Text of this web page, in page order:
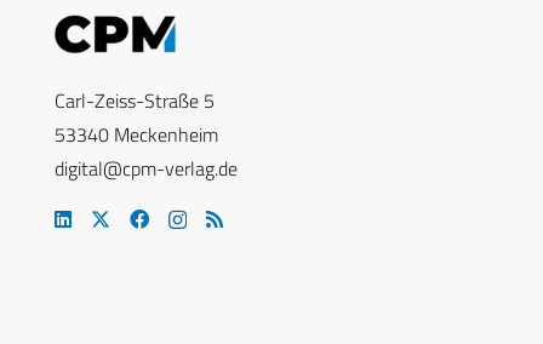
Carl-Zeiss-Straße 5
53340 Meckenheim
digital@cpm-verlag.de